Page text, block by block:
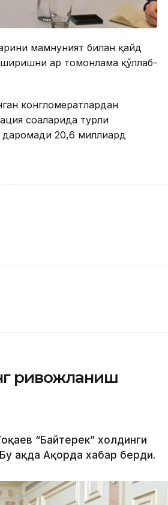
мамнуният билан қайд
ҳар томонлама қўллаб-
конгломератлардан
соҳаларида турли
даромади 20,6 миллиард
ривожланиш
“Байтерек” холдинги
ҳақда Ақорда хабар берди.